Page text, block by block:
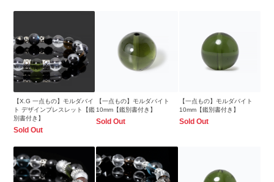
【X.G 一点もの】モルダバイ
ト デザインブレスレット【鑑
別書付き】
Sold Out
【一点もの】モルダバイト
10mm【鑑別書付き】
Sold Out
【一点もの】モルダバイト
10mm【鑑別書付き】
Sold Out